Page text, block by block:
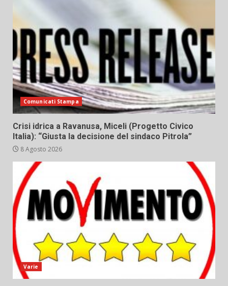
Comunicati Stampa
Crisi idrica a Ravanusa, Miceli (Progetto Civico
Italia): “Giusta la decisione del sindaco Pitrola”
8 Agosto 2026
Varie